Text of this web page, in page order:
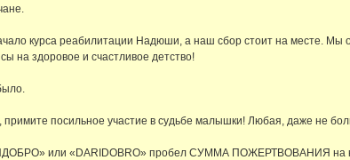
курса реабилитации Надюши, а наш сбор стоит на месте.
на здоровое и счастливое детство!
посильное участие в судьбе малышки! Любая, даже не
или «DARIDOBRO» пробел СУММА ПОЖЕРТВОВАНИЯ на